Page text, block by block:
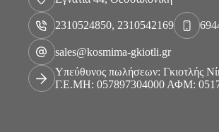
2310524850, 2310542169
sales@kosmima-gkiotli.gr
Υπεύθυνος πωλήσεων: Γκιοτλής
Γ.Ε.ΜΗ: 057897304000 ΑΦΜ: